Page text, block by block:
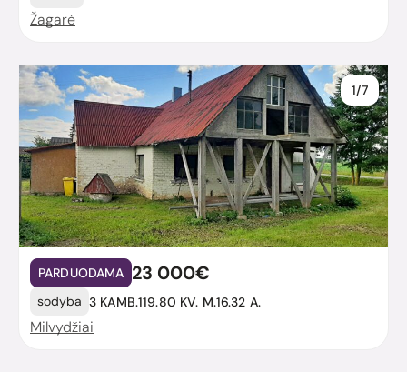
Žagarė
1/7
PARDUODAMA 23 000€
sodyba 3 KAMB.119.80 KV. M.16.32 A.
Milvydžiai